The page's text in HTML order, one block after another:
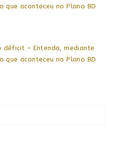
que aconteceu no Plano BD
déficit – Entenda, mediante
que aconteceu no Plano BD